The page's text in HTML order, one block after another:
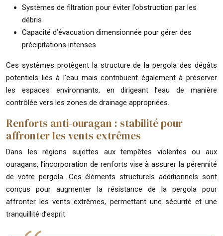
Systèmes de filtration pour éviter l’obstruction par les
débris
Capacité d’évacuation dimensionnée pour gérer des
précipitations intenses
Ces systèmes protègent la structure de la pergola des dégâts
potentiels liés à l’eau mais contribuent également à préserver
les espaces environnants, en dirigeant l’eau de manière
contrôlée vers les zones de drainage appropriées.
Renforts anti-ouragan : stabilité pour
affronter les vents extrêmes
Dans les régions sujettes aux tempêtes violentes ou aux
ouragans, l’incorporation de renforts vise à assurer la pérennité
de votre pergola. Ces éléments structurels additionnels sont
conçus pour augmenter la résistance de la pergola pour
affronter les vents extrêmes, permettant une sécurité et une
tranquillité d’esprit.